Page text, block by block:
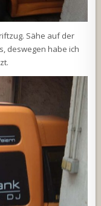
Sähe auf der
deswegen habe ich